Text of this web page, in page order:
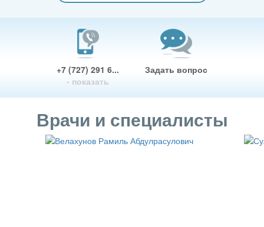
+7 (727) 291 6...
- показать
Задать вопрос
Врачи и специалисты